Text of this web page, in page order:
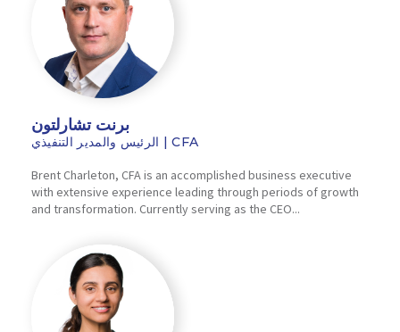
برنت تشارلتون
الرئيس والمدير التنفيذي | CFA
Brent Charleton, CFA is an accomplished business executive
with extensive experience leading through periods of growth
and transformation. Currently serving as the CEO...